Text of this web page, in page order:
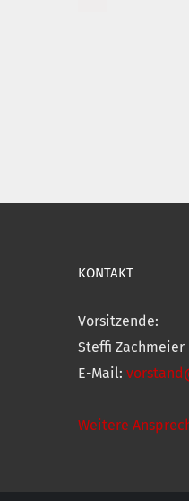
KONTAKT
Vorsitzende:
Steffi Zachmeier
E-Mail:
Weitere